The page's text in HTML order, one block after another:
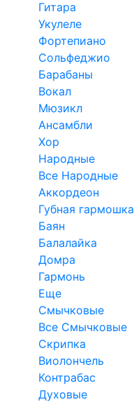
Гитара
Укулеле
Фортепиано
Сольфеджио
Барабаны
Вокал
Мюзикл
Ансамбли
Хор
Народные
Все Народные
Аккордеон
Губная гармошка
Баян
Балалайка
Домра
Гармонь
Еще
Смычковые
Все Смычковые
Скрипка
Виолончель
Контрабас
Духовые